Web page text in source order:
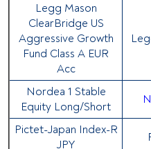
Legg Mason
ClearBridge US
Aggressive Growth
Fund Class A EUR
Acc
Nordea 1 Stable
Equity Long/Short
Pictet-Japan Index-R
JPY